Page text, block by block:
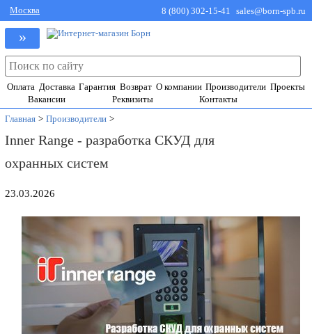
Москва 8 (800) 302-15-41 sales@born-spb.ru
»
Оплата Доставка Гарантия Возврат О компании Производители Проекты
Вакансии
Реквизиты
Контакты
Главная > Производители >
Inner Range - разработка СКУД для
охранных систем
23.03.2026